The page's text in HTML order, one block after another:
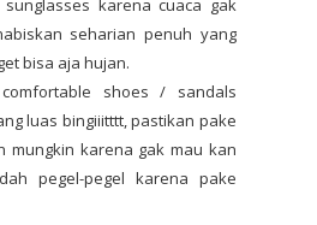
karena cuaca gak
seharian penuh yang
bisa aja hujan.
shoes / sandals
luas bingiiitttt, pastikan pake
mungkin karena gak mau kan
pegel-pegel karena pake